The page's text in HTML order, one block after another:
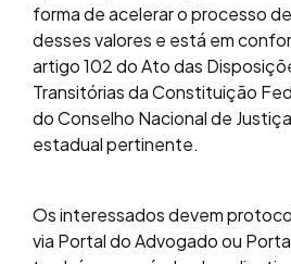
forma de acelerar o processo
desses valores e está em
artigo 102 do Ato das
Transitórias da Constituição
do Conselho Nacional de
estadual pertinente.
Os interessados devem
via Portal do Advogado ou